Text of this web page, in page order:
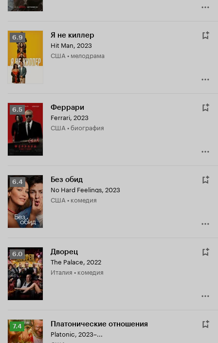
Рейтинг
Кинопоиска
6.9
6.9 Я не киллер
Hit Man, 2023
США • мелодрама
Рейтинг
Кинопоиска
6.5
6.5 Феррари
Ferrari, 2023
США • биография
Рейтинг
Кинопоиска
6.4
6.4 Без обид
No Hard Feelings, 2023
США • комедия
Рейтинг
Кинопоиска
6.0
6.0 Дворец
The Palace, 2022
Италия • комедия
Рейтинг
Кинопоиска
7.4 Платонические отношения
Platonic, 2023–...